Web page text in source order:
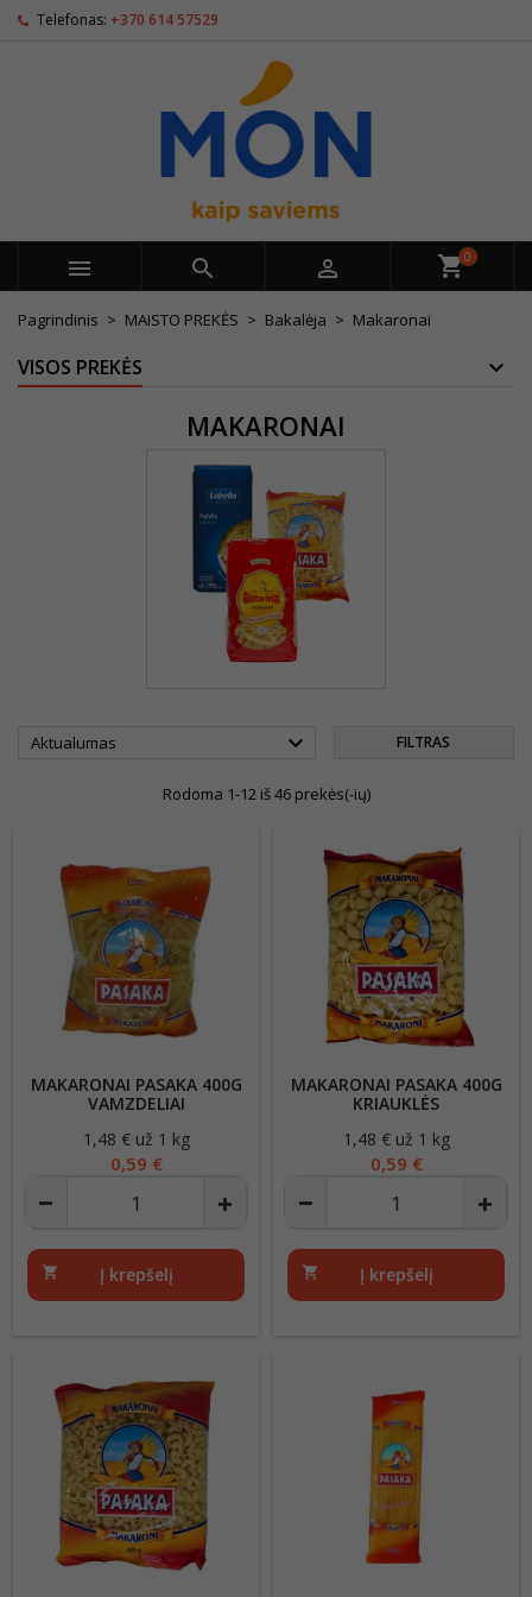
Telefonas: +370 614 57529
   0
Pagrindinis MAISTO PREKĖS Bakalėja Makaronai
VISOS PREKĖS
MAKARONAI
Aktualumas  FILTRAS
Rodoma 1-12 iš 46 prekės(-ių)
MAKARONAI PASAKA 400G
VAMZDELIAI
Kaina
1,48 € už 1 kg
0,59 €
shopping_cart Į krepšelį
MAKARONAI PASAKA 400G
KRIAUKLĖS
Kaina
1,48 € už 1 kg
0,59 €
shopping_cart Į krepšelį